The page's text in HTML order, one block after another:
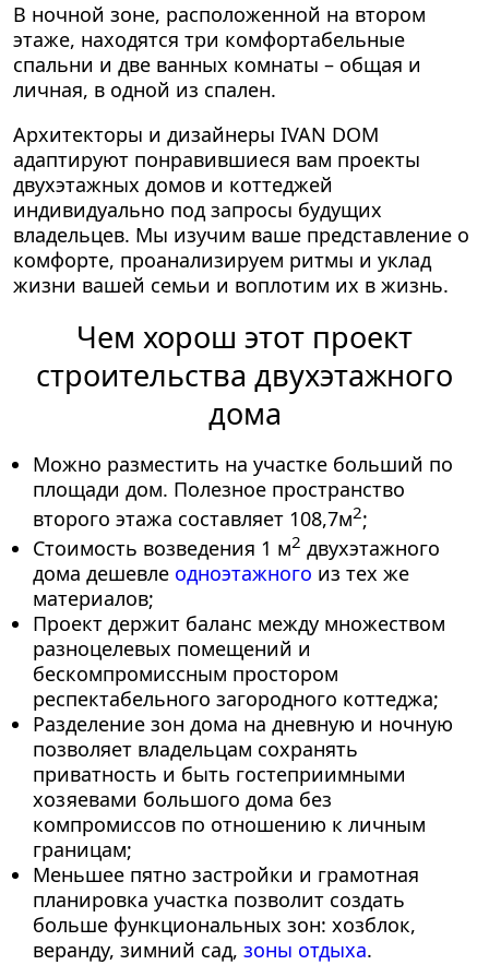
В ночной зоне, расположенной на втором
этаже, находятся три комфортабельные
спальни и две ванных комнаты – общая и
личная, в одной из спален.
Архитекторы и дизайнеры IVAN DOM
адаптируют понравившиеся вам проекты
двухэтажных домов и коттеджей
индивидуально под запросы будущих
владельцев. Мы изучим ваше представление о
комфорте, проанализируем ритмы и уклад
жизни вашей семьи и воплотим их в жизнь.
Чем хорош этот проект
строительства двухэтажного
дома
Можно разместить на участке больший по
площади дом. Полезное пространство
второго этажа составляет 108,7м2;
Стоимость возведения 1 м2 двухэтажного
дома дешевле одноэтажного из тех же
материалов;
Проект держит баланс между множеством
разноцелевых помещений и
бескомпромиссным простором
респектабельного загородного коттеджа;
Разделение зон дома на дневную и ночную
позволяет владельцам сохранять
приватность и быть гостеприимными
хозяевами большого дома без
компромиссов по отношению к личным
границам;
Меньшее пятно застройки и грамотная
планировка участка позволит создать
больше функциональных зон: хозблок,
веранду, зимний сад, зоны отдыха.